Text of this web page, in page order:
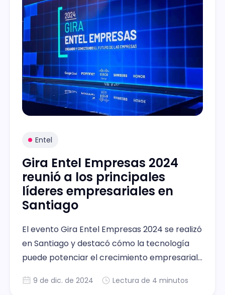
Entel
Gira Entel Empresas 2024
reunió a los principales
líderes empresariales en
Santiago
El evento Gira Entel Empresas 2024 se realizó
en Santiago y destacó cómo la tecnología
puede potenciar el crecimiento empresarial
9 de dic. de 2024 Lectura de 4 minutos